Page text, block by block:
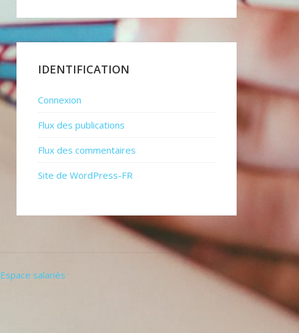
IDENTIFICATION
Connexion
Flux des publications
Flux des commentaires
Site de WordPress-FR
Espace salariés